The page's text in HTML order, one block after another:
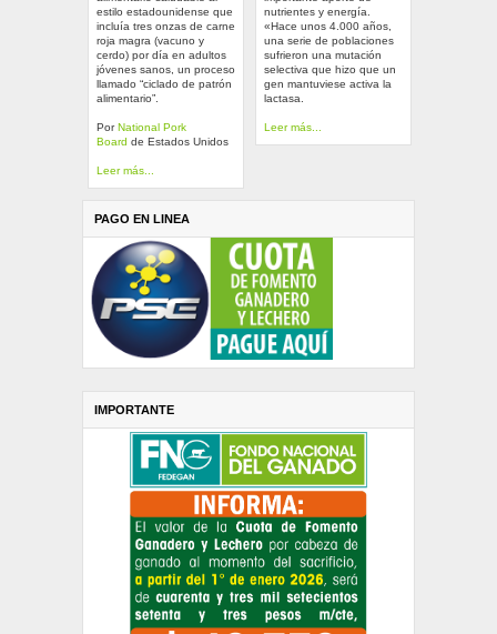
estilo estadounidense que
incluía tres onzas de carne
roja magra (vacuno y
cerdo) por día en adultos
jóvenes sanos, un proceso
llamado “ciclado de patrón
alimentario”.
PorNational Pork
Board de Estados Unidos
Leer más...
nutrientes y energía.
«Hace unos 4.000 años,
una serie de poblaciones
sufrieron una mutación
selectiva que hizo que un
gen mantuviese activa la
lactasa.
Leer más...
PAGO EN LINEA
IMPORTANTE